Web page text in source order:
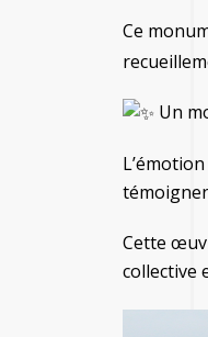
Ce
Un
Cette
collective